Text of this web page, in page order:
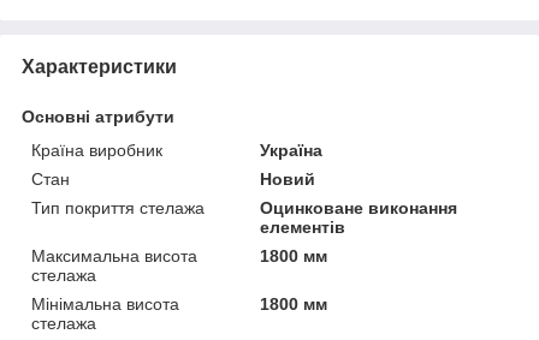
Характеристики
Основні атрибути
Країна виробник
Україна
Стан
Новий
Тип покриття стелажа
Оцинковане виконання
елементів
Максимальна висота
стелажа
1800 мм
Мінімальна висота
стелажа
1800 мм